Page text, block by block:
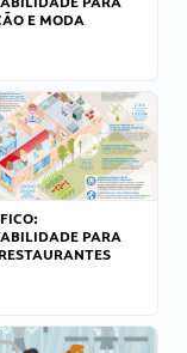
E MODA
PARA